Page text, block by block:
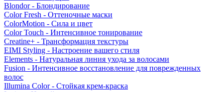
Blondor - Блондирование
Color Fresh - Оттеночные маски
ColorMotion - Сила и цвет
Color Touch - Интенсивное тонирование
Creatine+ - Трансформация текстуры
EIMI Styling - Настроение вашего стиля
Elements - Натуральная линия ухода за волосами
Fusion - Интенсивное восстановление для поврежденных
волос
Illumina Color - Стойкая крем-краска